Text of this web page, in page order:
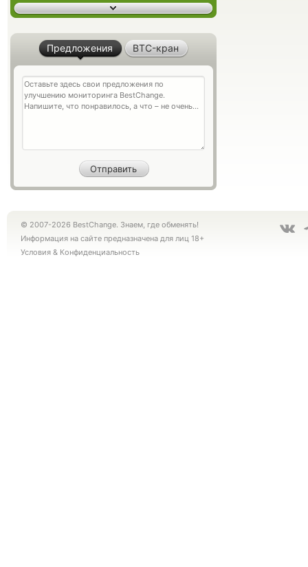
Предложения BTC-кран
© 2007-2026 BestChange. Знаем, где обменять!
Информация на сайте предназначена для лиц 18+
Условия & Конфиденциальность